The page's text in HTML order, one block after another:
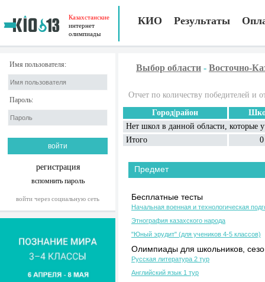
Казахстанские
интернет
олимпиады
КИО Результаты
Имя пользователя:
Пароль:
регистрация
вспомнить пароль
войти через социальную сеть
Выбор области - Восточно-
Отчет по количеству победителей и
Город|район
Нет школ в данной области, которые
Итого
0
Предмет
Бесплатные тесты
Начальная военная и технологическая
Этнография казахского народа
"Юный эрудит" (для учеников 4-5 классов)
Олимпиады для школьников,
Русская литература 2 тур
Английский язык 1 тур